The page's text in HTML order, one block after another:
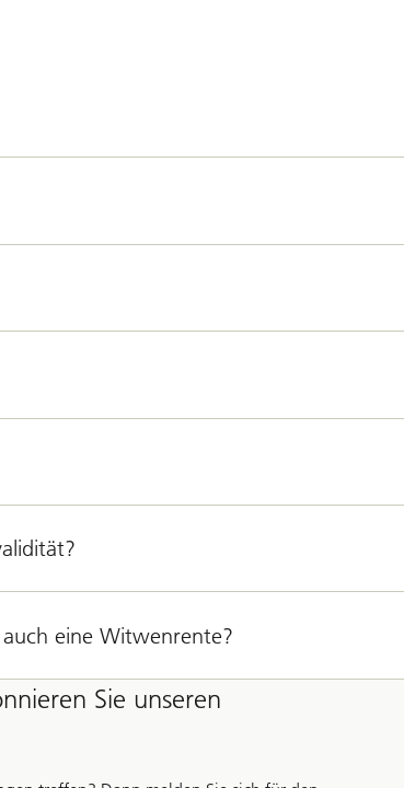
eine Witwenrente?
Sie unseren